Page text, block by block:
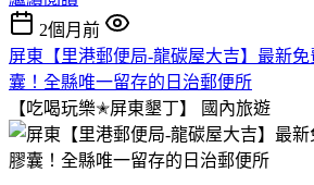
2個月前
屏東【里港郵便局-龍碳屋大吉】最新
囊！全縣唯一留存的日治郵便所
【吃喝玩樂✭屏東墾丁】
國內旅遊